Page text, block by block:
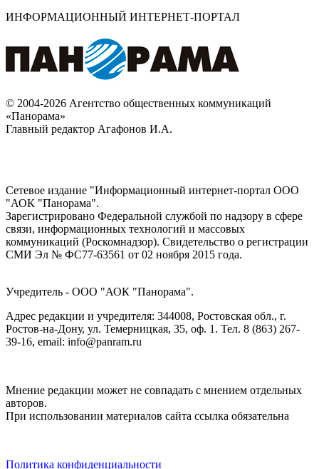
ИНФОРМАЦИОННЫЙ ИНТЕРНЕТ-ПОРТАЛ
© 2004-2026 Агентство общественных коммуникаций
«Панорама»
Главный редактор Агафонов И.А.
Сетевое издание "Информационный интернет-портал ООО
"АОК "Панорама".
Зарегистрировано Федеральной службой по надзору в сфере
связи, информационных технологий и массовых
коммуникаций (Роскомнадзор). Cвидетельство о регистрации
СМИ Эл № ФС77-63561 от 02 ноября 2015 года.
Учредитель - ООО "АОК "Панорама".
Адрес редакции и учредителя: 344008, Ростовская обл., г.
Ростов-на-Дону, ул. Темерницкая, 35, оф. 1. Тел. 8 (863) 267-
39-16, email: info@panram.ru
Мнение редакции может не совпадать с мнением отдельных
авторов.
При использовании материалов сайта ссылка обязательна
Политика конфиденциальности